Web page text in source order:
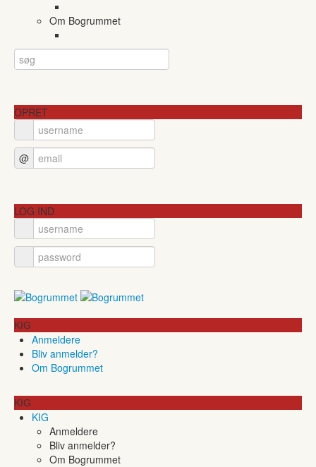
Om Bogrummet
OPRET
@
LOG IND
KIG
Anmeldere
Bliv anmelder?
Om Bogrummet
KIG
KIG
Anmeldere
Bliv anmelder?
Om Bogrummet